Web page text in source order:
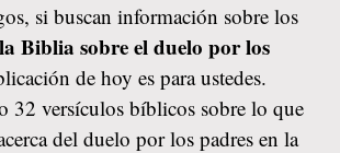
si buscan información sobre los
Biblia sobre el duelo por los
de hoy es para ustedes.
32 versículos bíblicos sobre lo que
del duelo por los padres en la